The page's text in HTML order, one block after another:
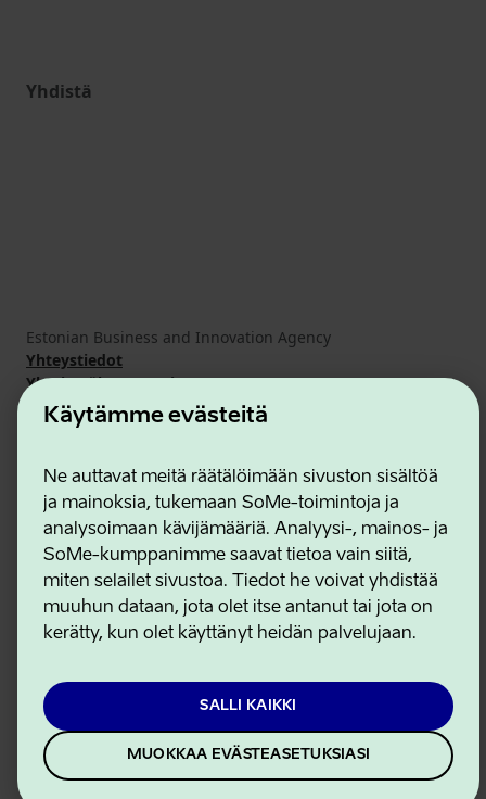
Käytämme evästeitä
Ne auttavat meitä räätälöimään sivuston sisältöä
ja mainoksia, tukemaan SoMe-toimintoja ja
analysoimaan kävijämääriä. Analyysi-, mainos- ja
SoMe-kumppanimme saavat tietoa vain siitä,
miten selailet sivustoa. Tiedot he voivat yhdistää
muuhun dataan, jota olet itse antanut tai jota on
kerätty, kun olet käyttänyt heidän palvelujaan.
SALLI KAIKKI
MUOKKAA EVÄSTEASETUKSIASI
Yhdistä
Estonian Business and Innovation Agency
Yhteystiedot
Yhteistyökumppanit
Käyttöehdot
Eväste- ja tietosuojakäytäntö